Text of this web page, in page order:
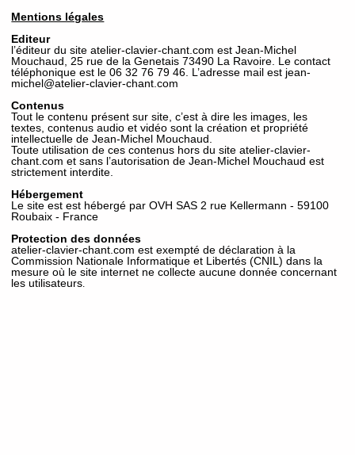
Mentions légales
Editeur
l’éditeur du site atelier-clavier-chant.com est Jean-Michel
Mouchaud, 25 rue de la Genetais 73490 La Ravoire. Le contact
téléphonique est le 06 32 76 79 46. L’adresse mail est jean-
michel@atelier-clavier-chant.com
Contenus
Tout le contenu présent sur site, c’est à dire les images, les
textes, contenus audio et vidéo sont la création et propriété
intellectuelle de Jean-Michel Mouchaud.
Toute utilisation de ces contenus hors du site atelier-clavier-
chant.com et sans l’autorisation de Jean-Michel Mouchaud est
strictement interdite.
Hébergement
Le site est est hébergé par OVH SAS 2 rue Kellermann - 59100
Roubaix - France
Protection des données
atelier-clavier-chant.com est exempté de déclaration à la
Commission Nationale Informatique et Libertés (CNIL) dans la
mesure où le site internet ne collecte aucune donnée concernant
les utilisateurs.